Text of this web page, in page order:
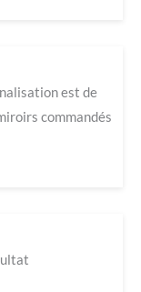
est de
commandés